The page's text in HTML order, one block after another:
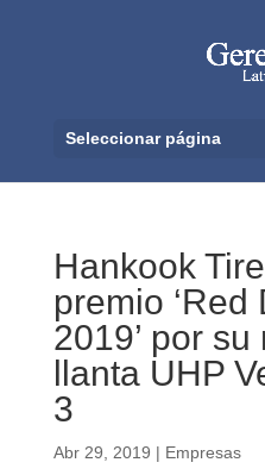
Seleccionar página
Hankook
premio ‘Red
2019’ por
llanta UHP
3
Abr 29, 2019 | Empresas